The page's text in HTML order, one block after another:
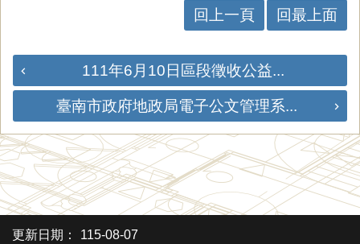
回上一頁 回最上面
111年6月10日區段徵收公益...
臺南市政府地政局電子公文管理系...
更新日期： 115-08-07